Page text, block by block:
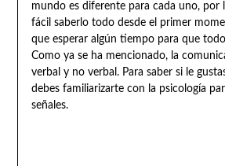
mundo es diferente para cada uno, por
fácil saberlo todo desde el primer
que esperar algún tiempo para que
Como ya se ha mencionado, la
verbal y no verbal. Para saber si le
debes familiarizarte con la psicología
señales.